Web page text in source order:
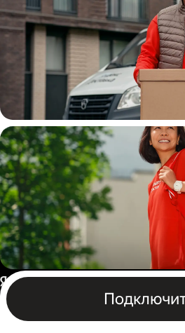
Водитель
грузовой машины
Пеший курьер
Бизнесу